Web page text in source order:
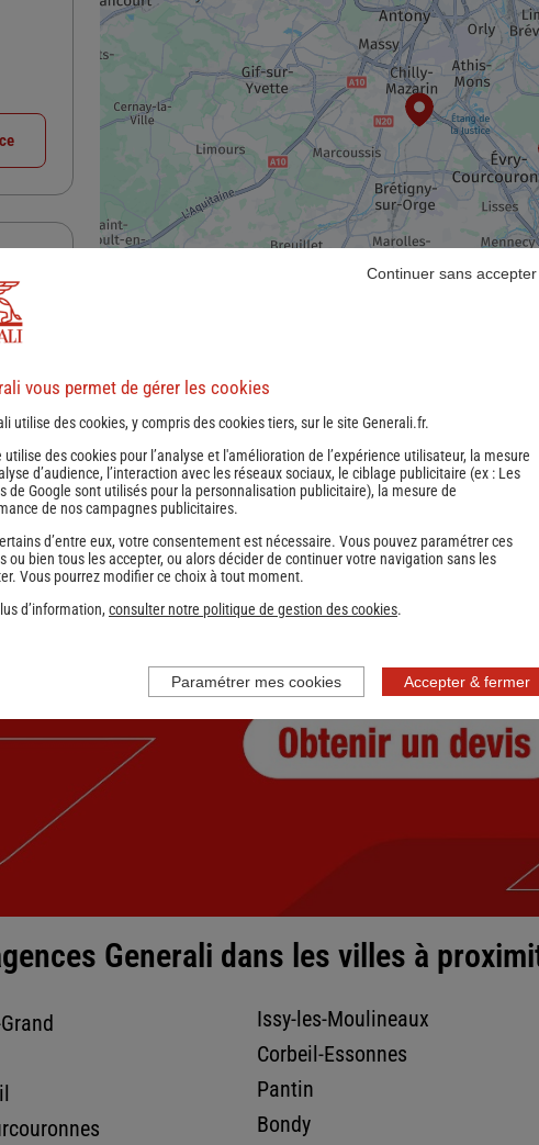
Generali dans les villes à
Issy-les-Moulineaux
Corbeil-Essonnes
Pantin
Bondy
vous permet de gérer les cookies
utilise des cookies, y compris des cookies tiers, sur le site Generali.fr.
utilise des cookies pour l’analyse et l'amélioration de l’expérience utilisateur, la mesure
d’audience, l’interaction avec les réseaux sociaux, le ciblage publicitaire (ex : Les
de Google sont utilisés pour la personnalisation publicitaire), la mesure de
de nos campagnes publicitaires.
d’entre eux, votre consentement est nécessaire. Vous pouvez paramétrer ces
ou bien tous les accepter, ou alors décider de continuer votre navigation sans les
Vous pourrez modifier ce choix à tout moment.
d’information, consulter notre politique de gestion des cookies.
Accepter & fermer
Continuer sans accepter
Paramétrer mes cookies